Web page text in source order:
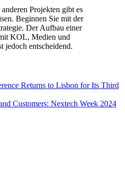
Projekten gibt es
Beginnen Sie mit der
Der Aufbau einer
KOL, Medien und
jedoch entscheidend.
Returns to Lisbon for Its Third
Customers: Nextech Week 2024